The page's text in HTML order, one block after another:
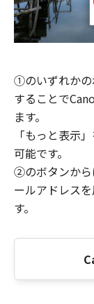
①のいずれかの
することで
ます。
「もっと表示
可能です。
②のボタンから
ールアドレス
す。